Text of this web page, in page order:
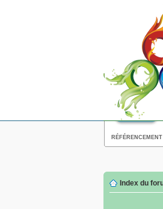
RÉFÉRENCEMENT
Index du